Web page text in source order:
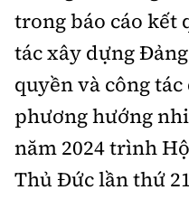
Đăng kiểm
Đường sắt tốc độ cao
Đường thủy
Hàng hải
Bảo hiểm
Doanh nghiệp
Điều tra
Pháp đình
Hỏi - Đáp
ATGT địa phương
Văn hóa giao thông
Lái xe an toàn
Chung tay vì ATGT
Chất lượng sống
Giáo dục
Y tế
Đời sống
Lao động - Công đoàn
Văn hóa - Giải Trí
Văn hóa
Showbiz
Điện ảnh
Thể thao
Bóng đá
Công nghệ
trong báo cáo kết
tác xây dựng
quyền và công
phương hướng
năm 2024 trình
Thủ Đức lần thứ